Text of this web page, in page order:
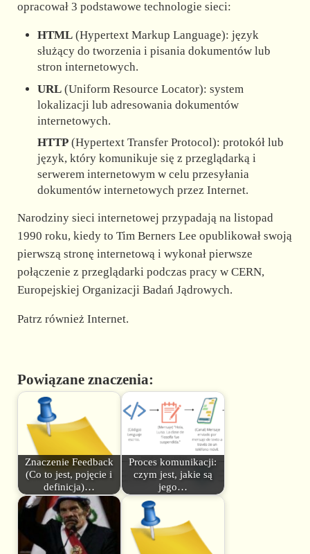
opracował 3 podstawowe technologie sieci:
HTML (Hypertext Markup Language): język
służący do tworzenia i pisania dokumentów lub
stron internetowych.
URL (Uniform Resource Locator): system
lokalizacji lub adresowania dokumentów
internetowych.
HTTP (Hypertext Transfer Protocol): protokół lub
język, który komunikuje się z przeglądarką i
serwerem internetowym w celu przesyłania
dokumentów internetowych przez Internet.
Narodziny sieci internetowej przypadają na listopad
1990 roku, kiedy to Tim Berners Lee opublikował swoją
pierwszą stronę internetową i wykonał pierwsze
połączenie z przeglądarki podczas pracy w CERN,
Europejskiej Organizacji Badań Jądrowych.
Patrz również Internet.
Powiązane znaczenia:
Znaczenie Feedback
(Co to jest, pojęcie i
definicja)…
Proces komunikacji:
czym jest, jakie są
jego…